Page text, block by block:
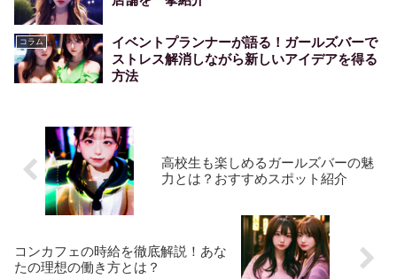
コラム
イベントプランナーが語る！ガールズバーで
ストレス解消しながら新しいアイデアを得る
方法
高校生も楽しめるガールズバーの魅
力とは？おすすめスポット紹介
コンカフェの時給を徹底解説！あな
たの理想の働き方とは？